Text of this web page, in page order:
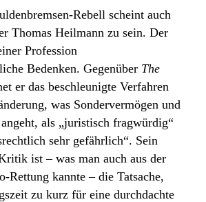
Rebell scheint auch
Thomas Heilmann zu sein. Der
Profession
Bedenken. Gegenüber The
er das beschleunigte Verfahren
was Sondervermögen und
als „juristisch fragwürdig“
sehr gefährlich“. Sein
ist – was man auch aus der
Rettung kannte – die Tatsache,
zu kurz für eine durchdachte